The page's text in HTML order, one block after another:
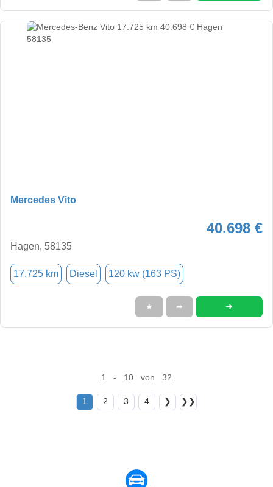
Mercedes Vito
40.698 €
Hagen, 58135
17.725 km Diesel 120 kw (163 PS)
★ ➦ ➜
1 - 10 von 32
1 2 3 4 ❯ ❯❯